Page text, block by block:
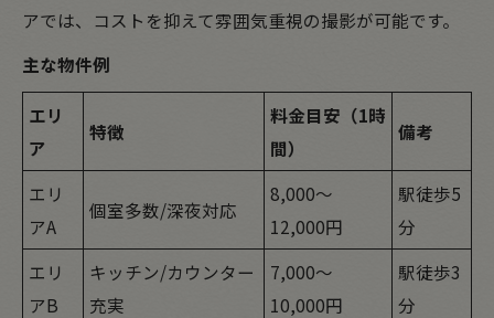
アでは、コストを抑えて雰囲気重視の撮影が可能です。
主な物件例
エリ
ア
特徴
料金目安（1時
間）
備考
エリ
アA
個室多数/深夜対応
8,000～
12,000円
駅徒歩5
分
エリ
アB
キッチン/カウンター
充実
7,000～
10,000円
駅徒歩3
分